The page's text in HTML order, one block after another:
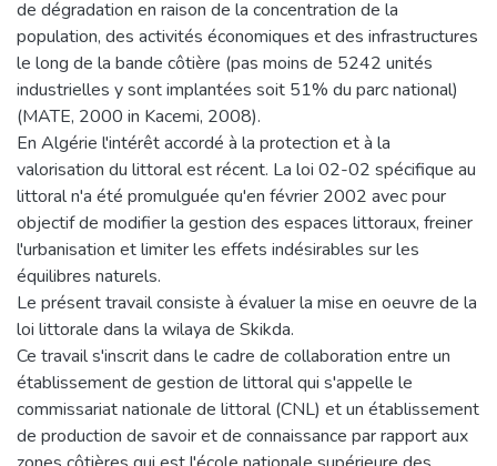
de dégradation en raison de la concentration de la
population, des activités économiques et des infrastructures
le long de la bande côtière (pas moins de 5242 unités
industrielles y sont implantées soit 51% du parc national)
(MATE, 2000 in Kacemi, 2008).
En Algérie l'intérêt accordé à la protection et à la
valorisation du littoral est récent. La loi 02-02 spécifique au
littoral n'a été promulguée qu'en février 2002 avec pour
objectif de modifier la gestion des espaces littoraux, freiner
l'urbanisation et limiter les effets indésirables sur les
équilibres naturels.
Le présent travail consiste à évaluer la mise en oeuvre de la
loi littorale dans la wilaya de Skikda.
Ce travail s'inscrit dans le cadre de collaboration entre un
établissement de gestion de littoral qui s'appelle le
commissariat nationale de littoral (CNL) et un établissement
de production de savoir et de connaissance par rapport aux